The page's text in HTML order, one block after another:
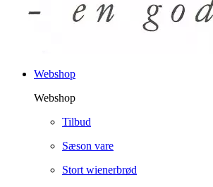
Webshop
Webshop
Tilbud
Sæson vare
Stort wienerbrød